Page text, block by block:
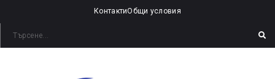
КонтактиОбщи условия